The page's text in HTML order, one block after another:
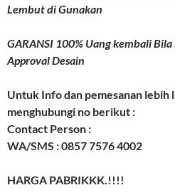
Lembut di Gunakan
GARANSI 100% Uang kembali
Approval Desain
Untuk Info dan pemesanan lebih
menghubungi no berikut :
Contact Person :
WA/SMS : 0857 7576 4002
HARGA PABRIKKK.!!!!